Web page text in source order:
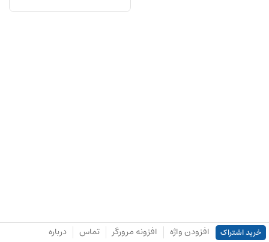
خرید اشتراک افزودن واژه افزونه مرورگر تماس درباره